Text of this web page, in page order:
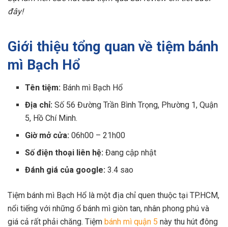
đây!
Giới thiệu tổng quan về tiệm bánh
mì Bạch Hổ
Tên tiệm: Bánh mì Bạch Hổ
Địa chỉ:Số 56 Đường Trần Bình Trọng, Phường 1, Quận
5, Hồ Chí Minh.
Giờ mở cửa:06h00 – 21h00
Số điện thoại liên hệ:Đang cập nhật
Đánh giá của google:3.4 sao
Tiệm bánh mì Bạch Hổ là một địa chỉ quen thuộc tại TP.HCM,
nổi tiếng với những ổ bánh mì giòn tan, nhân phong phú và
giá cả rất phải chăng. Tiệm bánh mì quận 5 này thu hút đông